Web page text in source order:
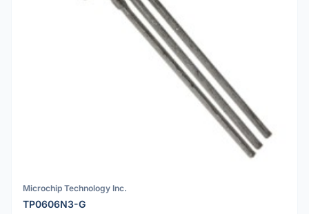
Microchip Technology Inc.
TP0606N3-G